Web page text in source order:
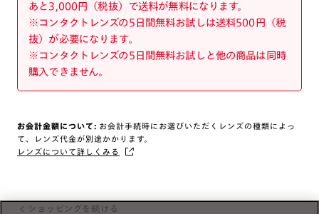
あと3,000円（税抜）で送料が無料になります。
※コンタクトレンズの5日間無料お試しは送料500円（税
抜）が必要になります。
※コンタクトレンズの5日間無料お試しと他の商品は同時
購入できません。
お会計金額について: お会計手続時にお選びいただくレンズの種類によっ
て、レンズ代金が別途かかります。
レンズについて詳しくみる
ショッピングを続ける